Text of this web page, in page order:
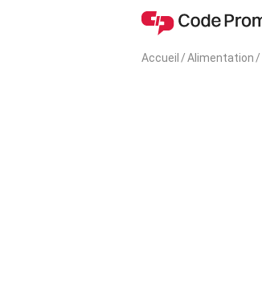
Accueil /Alimentation /